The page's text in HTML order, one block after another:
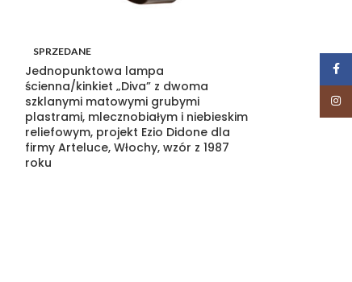
SPRZEDANE
Jednopunktowa lampa
ścienna/kinkiet „Diva” z dwoma
szklanymi matowymi grubymi
plastrami, mlecznobiałym i niebieskim
reliefowym, projekt Ezio Didone dla
firmy Arteluce, Włochy, wzór z 1987
roku